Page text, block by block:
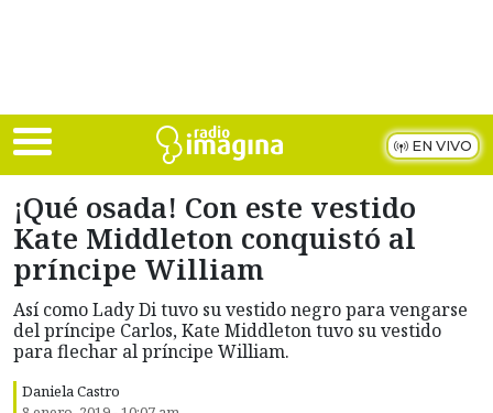
EN VIVO
¡Qué osada! Con este vestido
Kate Middleton conquistó al
príncipe William
Así como Lady Di tuvo su vestido negro para vengarse
del príncipe Carlos, Kate Middleton tuvo su vestido
para flechar al príncipe William.
Daniela Castro